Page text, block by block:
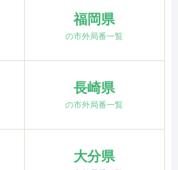
福岡県
の市外局番一覧
長崎県
の市外局番一覧
大分県